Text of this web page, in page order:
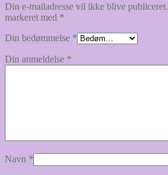
Din e-mailadresse vil ikke blive publiceret.
markeret med *
Din bedømmelse *
Din anmeldelse *
Navn *